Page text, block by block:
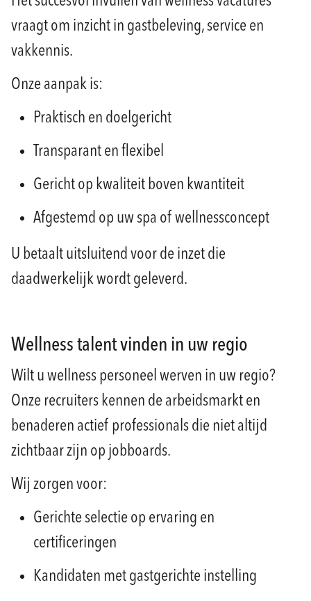
vraagt om inzicht in gastbeleving, service en
vakkennis.
Onze aanpak is:
Praktisch en doelgericht
Transparant en flexibel
Gericht op kwaliteit boven kwantiteit
Afgestemd op uw spa of wellnessconcept
U betaalt uitsluitend voor de inzet die
daadwerkelijk wordt geleverd.
Wellness talent vinden in uw regio
Wilt u wellness personeel werven in uw regio?
Onze recruiters kennen de arbeidsmarkt en
benaderen actief professionals die niet altijd
zichtbaar zijn op jobboards.
Wij zorgen voor:
Gerichte selectie op ervaring en
certificeringen
Kandidaten met gastgerichte instelling